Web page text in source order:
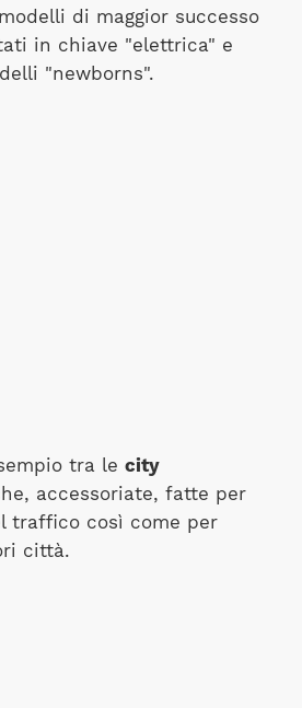
di maggior successo
in chiave "elettrica" e
"newborns".
tra le city
accessoriate, fatte per
traffico così come per
città.